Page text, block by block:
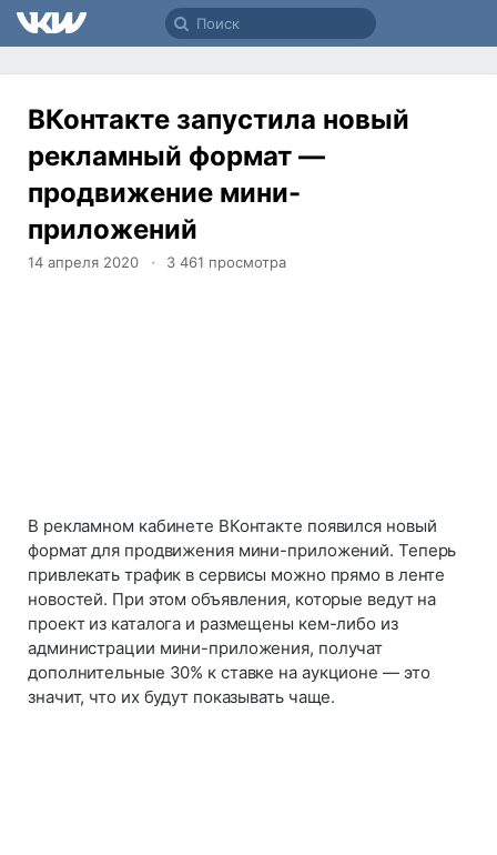
ВКонтакте запустила новый
рекламный формат —
продвижение мини-
приложений
14 апреля 2020 3 461 просмотра
В рекламном кабинете ВКонтакте появился новый
формат для продвижения мини-приложений. Теперь
привлекать трафик в сервисы можно прямо в ленте
новостей. При этом объявления, которые ведут на
проект из каталога и размещены кем-либо из
администрации мини-приложения, получат
дополнительные 30% к ставке на аукционе — это
значит, что их будут показывать чаще.